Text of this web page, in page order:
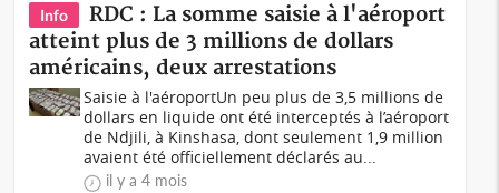
Info
RDC : La somme saisie à l'aéroport
atteint plus de 3 millions de dollars
américains, deux arrestations
Saisie à l'aéroportUn peu plus de 3,5 millions de
dollars en liquide ont été interceptés à l’aéroport
de Ndjili, à Kinshasa, dont seulement 1,9 million
avaient été officiellement déclarés au...
il y a 4 mois